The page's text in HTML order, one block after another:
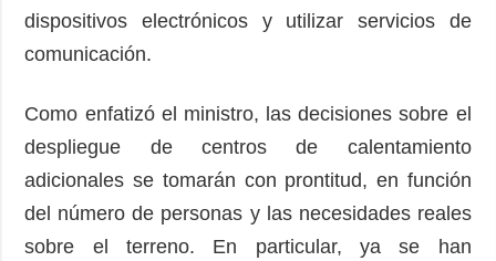
dispositivos electrónicos y utilizar servicios de
comunicación.
Como enfatizó el ministro, las decisiones sobre el
despliegue de centros de calentamiento
adicionales se tomarán con prontitud, en función
del número de personas y las necesidades reales
sobre el terreno. En particular, ya se han